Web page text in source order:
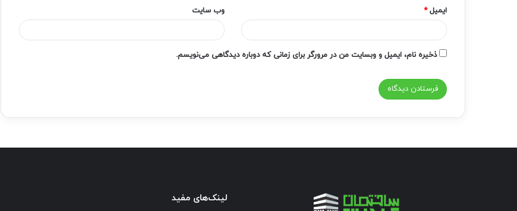
ایمیل* وب‌ سایت
ذخیره نام، ایمیل و وبسایت من در مرورگر برای زمانی که دوباره دیدگاهی می‌نویسم.
لینک‌های مفید